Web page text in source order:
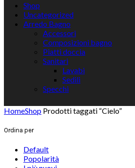
Shop
Uncategorized
Arredo Bagno
Accessori
Composizioni bagno
Piatti doccia
Sanitari
Lavabi
Sedili
Specchi
HomeShop Prodotti taggati “Cielo”
Ordina per
Default
Popolarità